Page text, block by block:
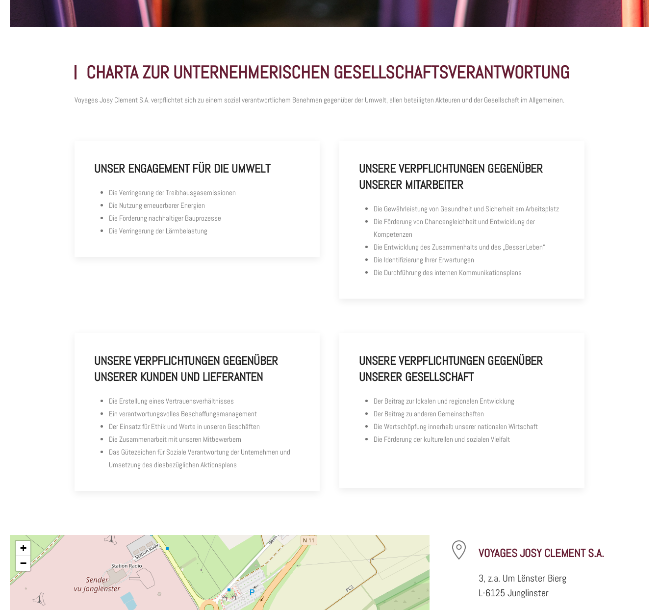
CHARTA ZUR UNTERNEHMERISCHEN GESELLSCHAFTSVERANTWORTUNG
Voyages Josy Clement S.A. verpflichtet sich zu einem sozial verantwortlichem Benehmen gegenüber der Umwelt, allen beteiligten Akteuren und der Gesellschaft im Allgemeinen.
UNSER ENGAGEMENT FÜR DIE UMWELT
Die Verringerung der Treibhausgasemissionen
Die Nutzung erneuerbarer Energien
Die Förderung nachhaltiger Bauprozesse
Die Verringerung der Lärmbelastung
UNSERE VERPFLICHTUNGEN GEGENÜBER
UNSERER MITARBEITER
Die Gewährleistung von Gesundheit und Sicherheit am Arbeitsplatz
Die Förderung von Chancengleichheit und Entwicklung der
Kompetenzen
Die Entwicklung des Zusammenhalts und des „Besser Leben“
Die Identifizierung Ihrer Erwartungen
Die Durchführung des internen Kommunikationsplans
UNSERE VERPFLICHTUNGEN GEGENÜBER
UNSERER KUNDEN UND LIEFERANTEN
Die Erstellung eines Vertrauensverhältnisses
Ein verantwortungsvolles Beschaffungsmanagement
Der Einsatz für Ethik und Werte in unseren Geschäften
Die Zusammenarbeit mit unseren Mitbewerbern
Das Gütezeichen für Soziale Verantwortung der Unternehmen und
Umsetzung des diesbezüglichen Aktionsplans
UNSERE VERPFLICHTUNGEN GEGENÜBER
UNSERER GESELLSCHAFT
Der Beitrag zur lokalen und regionalen Entwicklung
Der Beitrag zu anderen Gemeinschaften
Die Wertschöpfung innerhalb unserer nationalen Wirtschaft
Die Förderung der kulturellen und sozialen Vielfalt
+
−
VOYAGES JOSY CLEMENT S.A.
3, z.a. Um Lënster Bierg
L-6125 Junglinster